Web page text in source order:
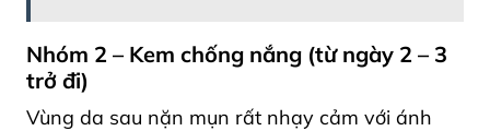
Nhóm 2 – Kem chống nắng (từ ngày 2 – 3
trở đi)
Vùng da sau nặn mụn rất nhạy cảm với ánh